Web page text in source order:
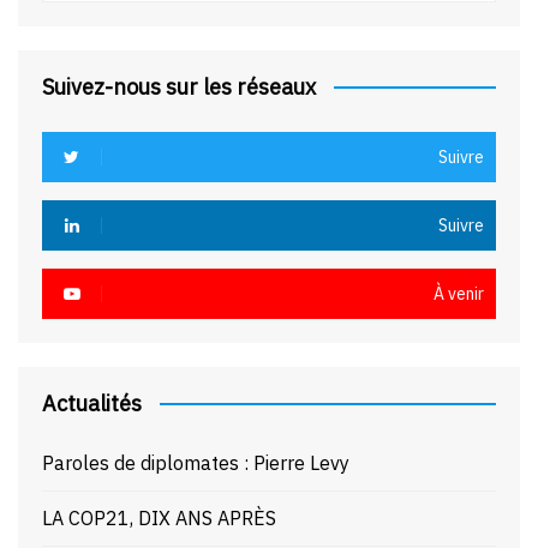
Suivez-nous sur les réseaux
Suivre
Suivre
À venir
Actualités
Paroles de diplomates : Pierre Levy
LA COP21, DIX ANS APRÈS